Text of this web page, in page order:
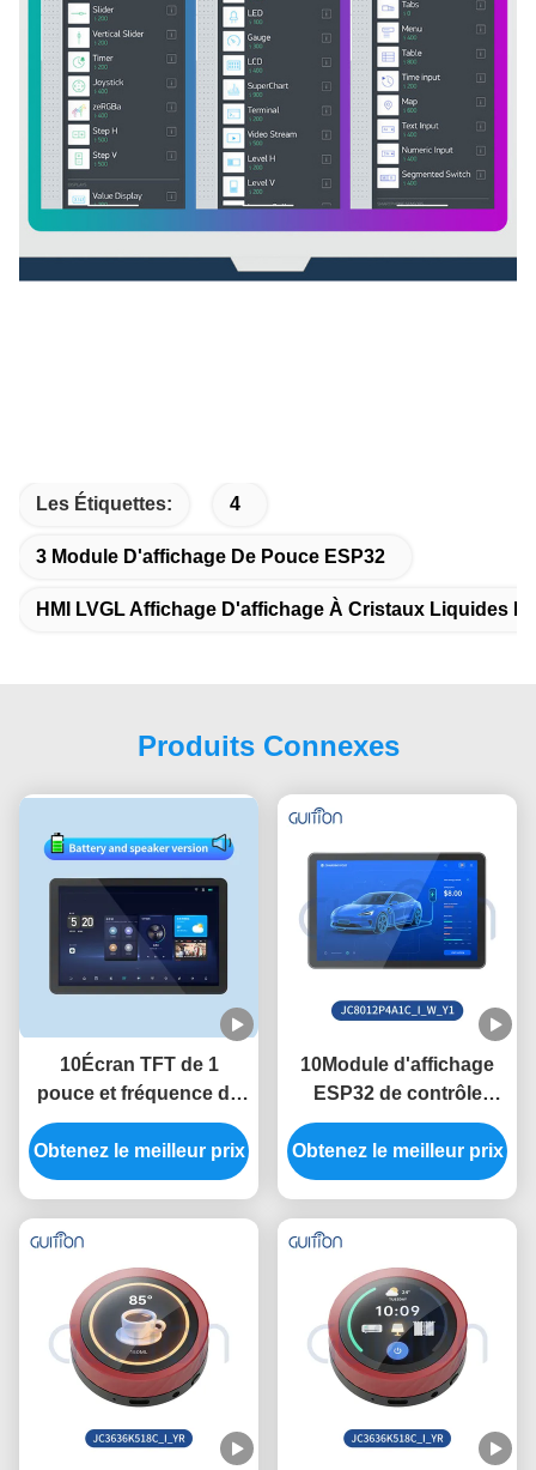
Les Étiquettes: 4
3 Module D'affichage De Pouce ESP32
HMI LVGL Affichage D'affichage À Cristaux Liquides
Produits Connexes
10Écran TFT de 1
pouce et fréquence de
commande principale
de 400 MHz dans le
module d'affichage
Baud Rate 2400-921600
Obtenez le meilleur prix
10Module d'affichage
ESP32 de contrôle
principal de 1 pouce à
400 MHz avec une
luminosité de 320
résolution de 800*1280
si nécessaire
Obtenez le meilleur prix